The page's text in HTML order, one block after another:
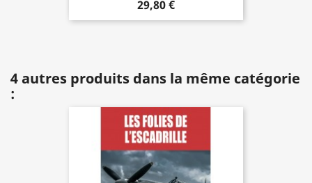
29,80 €
4 autres produits dans la même catégorie
: